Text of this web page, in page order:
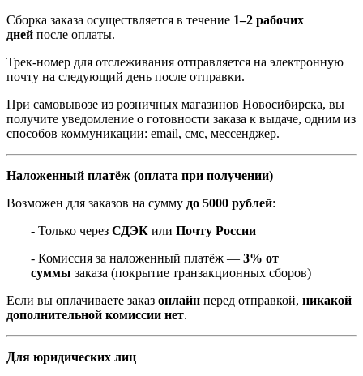
Сборка заказа осуществляется в течение 1–2 рабочих
дней после оплаты.
Трек-номер для отслеживания отправляется на электронную
почту на следующий день после отправки.
При самовывозе из розничных магазинов Новосибирска, вы
получите уведомление о готовности заказа к выдаче, одним из
способов коммуникации: email, смс, мессенджер.
Наложенный платёж (оплата при получении)
Возможен для заказов на сумму до 5000 рублей:
- Только через СДЭК или Почту России
- Комиссия за наложенный платёж — 3% от
суммы заказа (покрытие транзакционных сборов)
Если вы оплачиваете заказ онлайн перед отправкой, никакой
дополнительной комиссии нет.
Для юридических лиц